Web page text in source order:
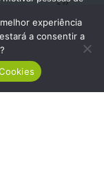
e apoio para
e o seu bem-
experiência
a consentir a